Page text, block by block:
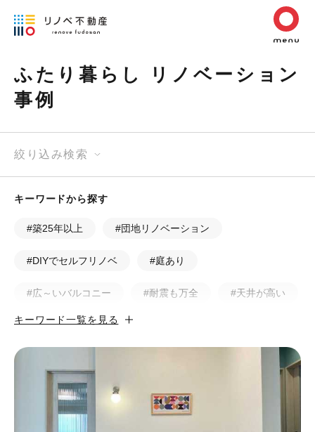
ふたり暮らし リノベーション
事例
絞り込み検索
キーワードから探す
#築25年以上 #団地リノベーション
#DIYでセルフリノベ #庭あり
#広～いバルコニー #耐震も万全 #天井が高い
#カフェ風 #昭和レトロ
#アンティーク調
#コンクリート壁
キーワード一覧を見る